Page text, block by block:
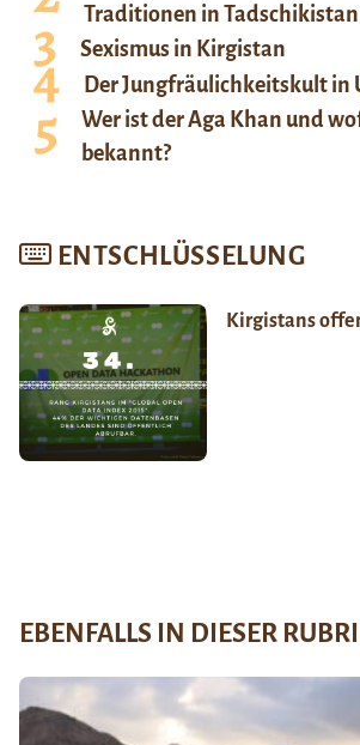
Traditionen in Tadschikistan
Sexismus in Kirgistan
Der Jungfräulichkeitskult in
Wer ist der Aga Khan und
bekannt?
ENTSCHLÜSSELUNG
Kirgistans
EBENFALLS IN DIESER